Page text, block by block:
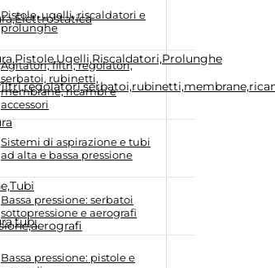
Pistole, ugelli, riscaldatori e
prolunghe
Agitatori, filtri, regolatori,
serbatoi, rubinetti,
membrane, ricambi e
accessori
Sistemi di aspirazione e tubi
ad alta e bassa pressione
Bassa pressione: serbatoi
sottopressione e aerografi
Bassa pressione: pistole e